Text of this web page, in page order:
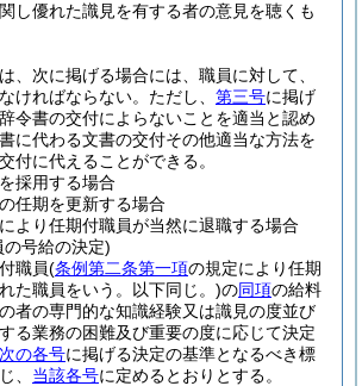
し優れた識見を有する者の意見を聴くも
、次に掲げる場合には、職員に対して、
ければならない。 ただし、 第三号に掲げ
令書の交付によらないことを適当と認め
に代わる文書の交付その他適当な方法を
付に代えることができる。
採用する場合
任期を更新する場合
より任期付職員が当然に退職する場合
号給の決定)
職員(条例第二条第一項の規定により任期
た職員をいう。以下同じ。)の同項の給料
者の専門的な知識経験又は識見の度並び
る業務の困難及び重要の度に応じて決定
次の各号に掲げる決定の基準となるべき標
、 当該各号に定めるとおりとする。